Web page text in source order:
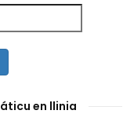
en llinia